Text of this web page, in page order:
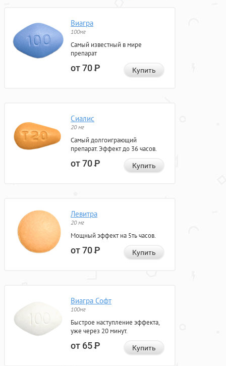
Виагра
100мг
Самый известный в мире
препарат
от 70Р Купить
Сиалис
20 мг
Самый долгоиграющий
препарат. Эффект до 36 часов.
от 70Р Купить
Левитра
20 мг
Мощный эффект на 5ть часов.
от 70Р Купить
Виагра Софт
100мг
Быстрое наступление эффекта,
уже через 20 минут.
от 65Р Купить